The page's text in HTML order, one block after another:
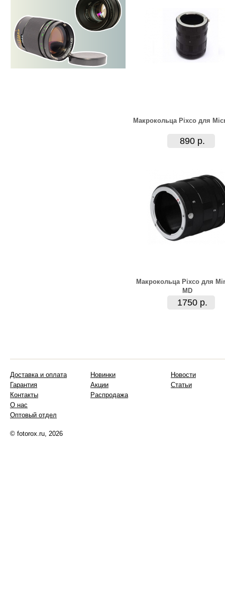
Макрокольца Pixco для
890 р.
Макрокольца Pixco для
MD
1750 р.
Доставка и оплата
Гарантия
Контакты
О нас
Оптовый отдел
Новинки
Акции
Распродажа
Новости
Статьи
© fotorox.ru, 2026